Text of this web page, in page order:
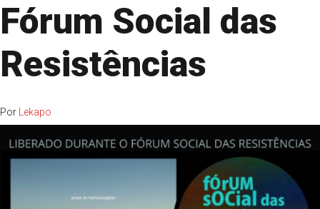
Fórum Social das
Resistências
Por Lekapo